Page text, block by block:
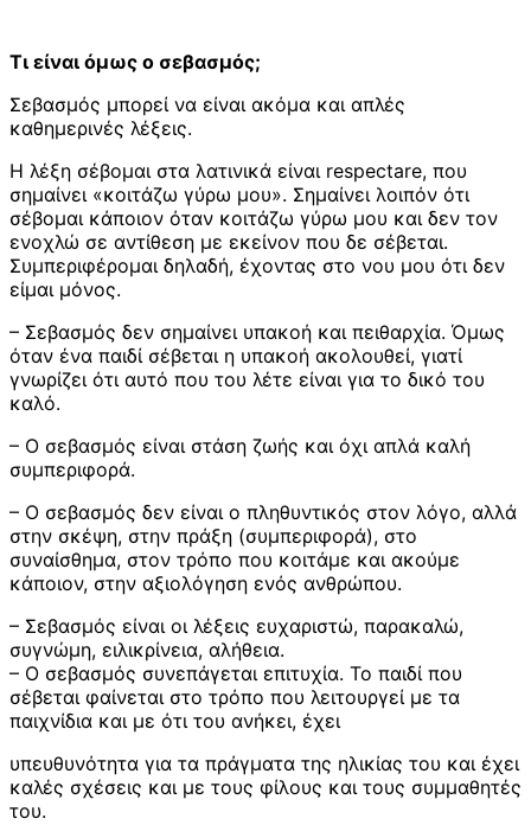
Τι είναι όμως ο σεβασμός;
Σεβασμός μπορεί να είναι ακόμα και απλές
καθημερινές λέξεις.
Η λέξη σέβομαι στα λατινικά είναι respectare, που
σημαίνει «κοιτάζω γύρω μου». Σημαίνει λοιπόν ότι
σέβομαι κάποιον όταν κοιτάζω γύρω μου και δεν τον
ενοχλώ σε αντίθεση με εκείνον που δε σέβεται.
Συμπεριφέρομαι δηλαδή, έχοντας στο νου μου ότι δεν
είμαι μόνος.
– Σεβασμός δεν σημαίνει υπακοή και πειθαρχία. Όμως
όταν ένα παιδί σέβεται η υπακοή ακολουθεί, γιατί
γνωρίζει ότι αυτό που του λέτε είναι για το δικό του
καλό.
– Ο σεβασμός είναι στάση ζωής και όχι απλά καλή
συμπεριφορά.
– Ο σεβασμός δεν είναι ο πληθυντικός στον λόγο, αλλά
στην σκέψη, στην πράξη (συμπεριφορά), στο
συναίσθημα, στον τρόπο που κοιτάμε και ακούμε
κάποιον, στην αξιολόγηση ενός ανθρώπου.
– Σεβασμός είναι οι λέξεις ευχαριστώ, παρακαλώ,
συγνώμη, ειλικρίνεια, αλήθεια.
– Ο σεβασμός συνεπάγεται επιτυχία. Το παιδί που
σέβεται φαίνεται στο τρόπο που λειτουργεί με τα
παιχνίδια και με ότι του ανήκει, έχει
υπευθυνότητα για τα πράγματα της ηλικίας του και έχει
καλές σχέσεις και με τους φίλους και τους συμμαθητές
του.